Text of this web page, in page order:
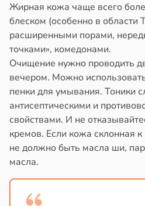
Жирная кожа чаще всего
блеском (особенно в области
расширенными порами,
точками», комедонами.
Очищение нужно проводить
вечером. Можно
пенки для умывания. Тоники
антисептическими и
свойствами. И не
кремов. Если кожа склонная к
не должно быть масла ши,
масла.